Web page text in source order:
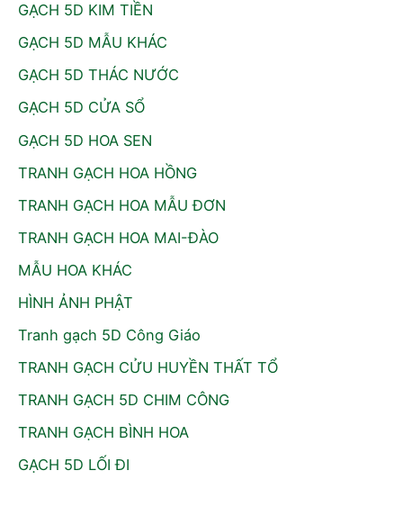
GẠCH 5D KIM TIỀN
GẠCH 5D MẪU KHÁC
GẠCH 5D THÁC NƯỚC
GẠCH 5D CỬA SỔ
GẠCH 5D HOA SEN
TRANH GẠCH HOA HỒNG
TRANH GẠCH HOA MẪU ĐƠN
TRANH GẠCH HOA MAI-ĐÀO
MẪU HOA KHÁC
HÌNH ẢNH PHẬT
Tranh gạch 5D Công Giáo
TRANH GẠCH CỬU HUYỀN THẤT TỔ
TRANH GẠCH 5D CHIM CÔNG
TRANH GẠCH BÌNH HOA
GẠCH 5D LỐI ĐI